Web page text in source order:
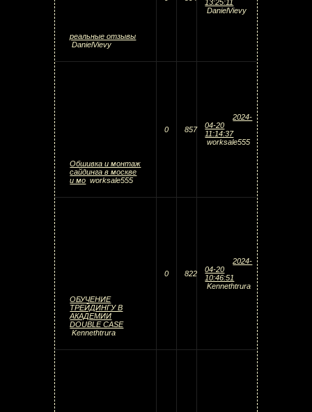
реальные отзывы
DanielVievy
13:25:11
DanielVievy
Обшивка и монтаж
сайдинга в москве
и мо worksale555
0 857
2024-
04-20
11:14:37
worksale555
ОБУЧЕНИЕ
ТРЕЙДИНГУ В
АКАДЕМИИ
DOUBLE CASE
Kennethtrura
0 822
2024-
04-20
10:46:51
Kennethtrura